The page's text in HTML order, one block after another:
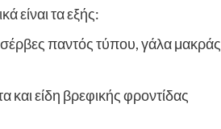
είναι τα εξής:
παντός τύπου, γάλα μακράς
και είδη βρεφικής φροντίδας